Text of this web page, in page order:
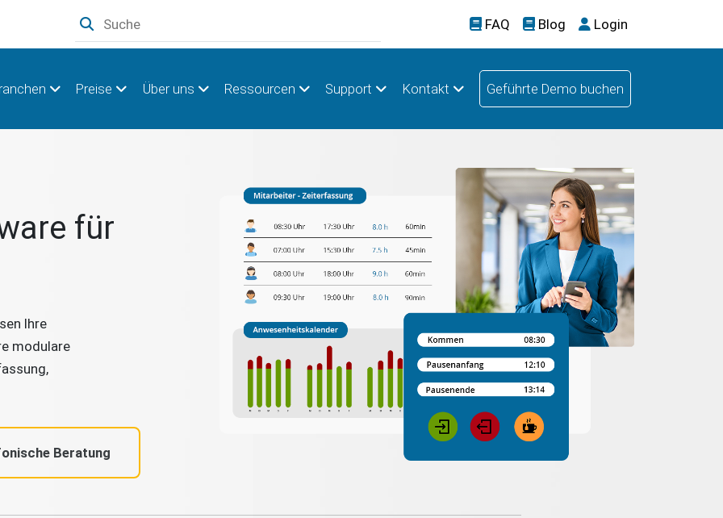
FAQ Blog Login
Preise Über uns Ressourcen Support Kontakt Geführte Demo buchen
für
Ihre
modulare
Beratung